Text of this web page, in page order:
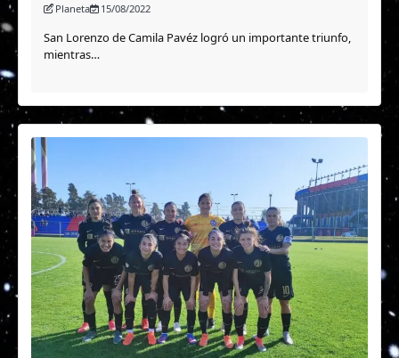
Planeta 15/08/2022
San Lorenzo de Camila Pavéz logró un importante triunfo,
mientras…